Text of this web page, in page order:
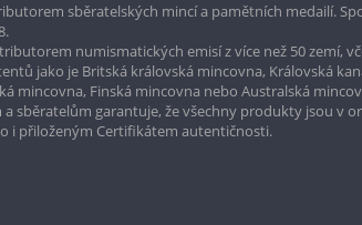
sběratelských mincí a pamětních medailí.
numismatických emisí z více než 50 zemí,
jako je Britská královská mincovna, Královská
mincovna, Finská mincovna nebo Australská
sběratelům garantuje, že všechny produkty jsou v
i přiloženým Certifikátem autentičnosti.